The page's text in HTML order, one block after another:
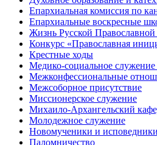
Епархиальная комиссия по
Епархиальные воскресные
Жизнь Русской
Конкурс «Православная
Крестные ходы
Медико-социальное служение
Межконфессиональные
Межсоборное присутствие
Миссионерское служение
Михаило-Архангельский
Молодежное служение
Новомученики и исповедники
Паломничество